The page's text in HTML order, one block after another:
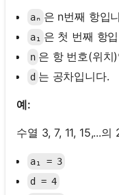
aₙ 은 n번째 항입
a₁ 은 첫 번째 항
n 은 항 번호(위치
d 는 공차입니다.
예:
수열 3, 7, 11, 15,...
a₁ = 3
d = 4